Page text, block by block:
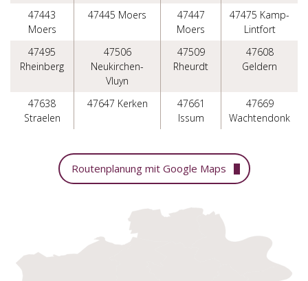
47443
Moers
47445 Moers
47447
Moers
47475 Kamp-
Lintfort
47495
Rheinberg
47506
Neukirchen-
Vluyn
47509
Rheurdt
47608
Geldern
47638
Straelen
47647 Kerken
47661
Issum
47669
Wachtendonk
Routenplanung mit Google Maps